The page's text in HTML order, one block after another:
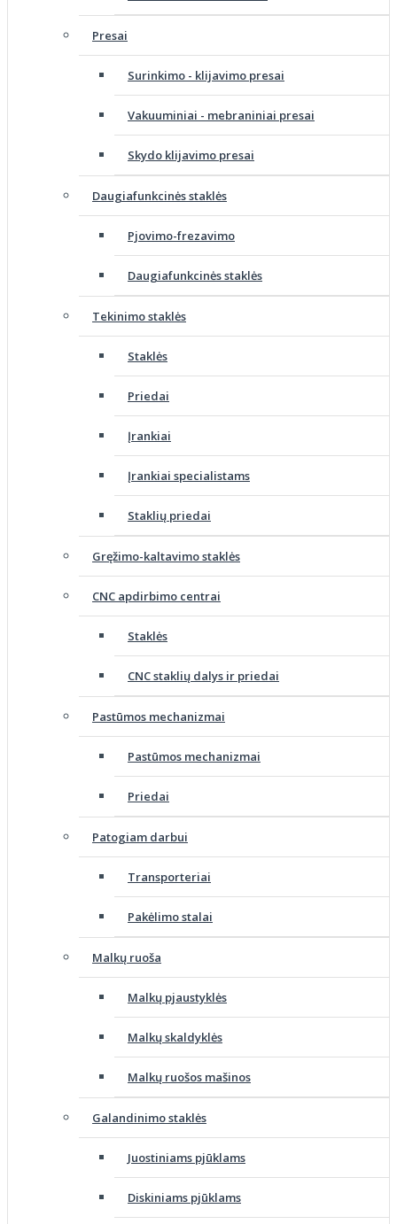
Presai
Surinkimo - klijavimo presai
Vakuuminiai - mebraniniai presai
Skydo klijavimo presai
Daugiafunkcinės staklės
Pjovimo-frezavimo
Daugiafunkcinės staklės
Tekinimo staklės
Staklės
Priedai
Įrankiai
Įrankiai specialistams
Staklių priedai
Gręžimo-kaltavimo staklės
CNC apdirbimo centrai
Staklės
CNC staklių dalys ir priedai
Pastūmos mechanizmai
Pastūmos mechanizmai
Priedai
Patogiam darbui
Transporteriai
Pakėlimo stalai
Malkų ruoša
Malkų pjaustyklės
Malkų skaldyklės
Malkų ruošos mašinos
Galandinimo staklės
Juostiniams pjūklams
Diskiniams pjūklams